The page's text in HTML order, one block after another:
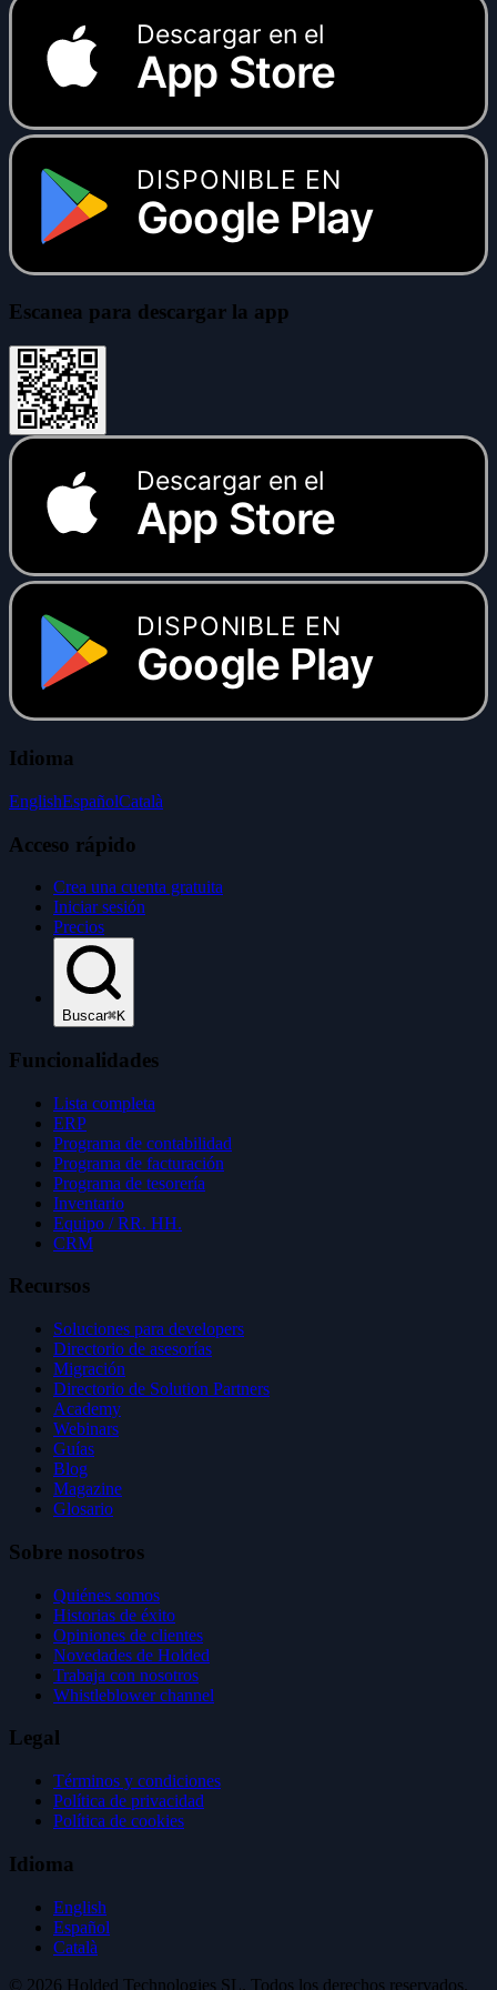
Descargar en el
App Store
DISPONIBLE EN
Google Play
Escanea para descargar la app
Descargar en el
App Store
DISPONIBLE EN
Google Play
Idioma
EnglishEspañolCatalà
Acceso rápido
Crea una cuenta gratuita
Iniciar sesión
Precios
Buscar⌘K
Funcionalidades
Lista completa
ERP
Programa de contabilidad
Programa de facturación
Programa de tesorería
Inventario
Equipo / RR. HH.
CRM
Recursos
Soluciones para developers
Directorio de asesorías
Migración
Directorio de Solution Partners
Academy
Webinars
Guías
Blog
Magazine
Glosario
Sobre nosotros
Quiénes somos
Historias de éxito
Opiniones de clientes
Novedades de Holded
Trabaja con nosotros
Whistleblower channel
Legal
Términos y condiciones
Política de privacidad
Política de cookies
Idioma
English
Español
Català
© 2026 Holded Technologies SL. Todos los derechos reservados.